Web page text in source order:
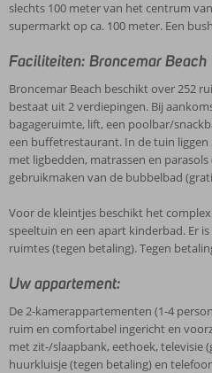
slechts 100 meter van het centrum
supermarkt op ca. 100 meter. Een
Faciliteiten: Broncemar Beach
Broncemar Beach beschikt over 252
bestaat uit 2 verdiepingen. Bij
bagageruimte, lift, een poolbar/
een buffetrestaurant. In de tuin
met ligbedden, matrassen en
gebruikmaken van de bubbelbad
Voor de kleintjes beschikt het
speeltuin en een apart kinderbad. Er
ruimtes (tegen betaling). Tegen
Uw appartement:
De 2-kamerappartementen (1-4
ruim en comfortabel ingericht en
met zit-/slaapbank, eethoek, televisie
huurkluisje (tegen betaling) en